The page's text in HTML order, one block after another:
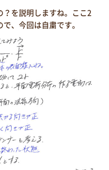
を説明しますね。ここ2
、今回は自粛です。